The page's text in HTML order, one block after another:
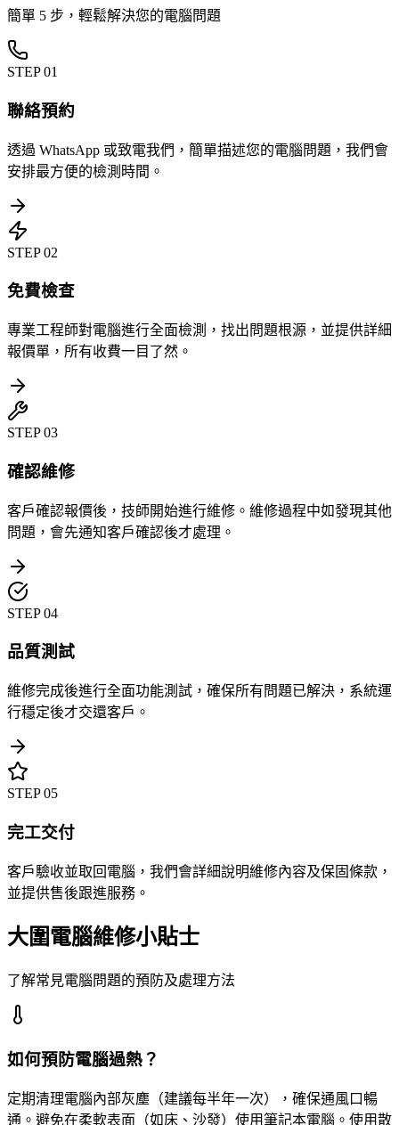
簡單 5 步，輕鬆解決您的電腦問題
STEP01
聯絡預約
透過 WhatsApp 或致電我們，簡單描述您的電腦問題，我們會
安排最方便的檢測時間。
STEP02
免費檢查
專業工程師對電腦進行全面檢測，找出問題根源，並提供詳細
報價單，所有收費一目了然。
STEP03
確認維修
客戶確認報價後，技師開始進行維修。維修過程中如發現其他
問題，會先通知客戶確認後才處理。
STEP04
品質測試
維修完成後進行全面功能測試，確保所有問題已解決，系統運
行穩定後才交還客戶。
STEP05
完工交付
客戶驗收並取回電腦，我們會詳細說明維修內容及保固條款，
並提供售後跟進服務。
大圍電腦維修小貼士
了解常見電腦問題的預防及處理方法
如何預防電腦過熱？
定期清理電腦內部灰塵（建議每半年一次），確保通風口暢
通。避免在柔軟表面（如床、沙發）使用筆記本電腦。使用散